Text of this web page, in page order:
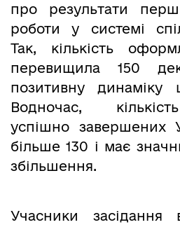
про результати
роботи у системі
Так, кількість
перевищила 150
позитивну динаміку
Водночас,
успішно завершених
більше 130 і має
збільшення.
Учасники засідання